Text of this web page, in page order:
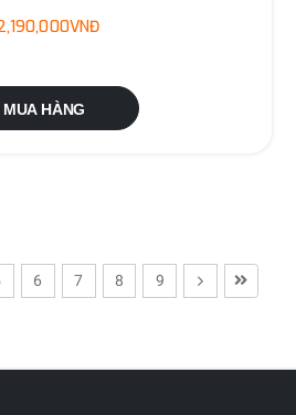
MUA HÀNG
6 7 8 9